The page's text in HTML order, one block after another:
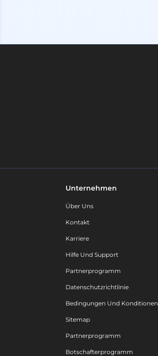
Unternehmen
Über Uns
Kontakt
Karriere
Hilfe Und Support
Partnerprogramm
Datenschutzrichtlinie
Bedingungen Und Konditionen
Sitemap
Partnerprogramm
Botschafterprogramm